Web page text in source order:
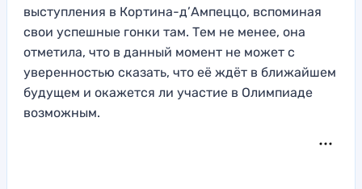
выступления в Кортина-д’Ампеццо, вспоминая
свои успешные гонки там. Тем не менее, она
отметила, что в данный момент не может с
уверенностью сказать, что её ждёт в ближайшем
будущем и окажется ли участие в Олимпиаде
возможным.